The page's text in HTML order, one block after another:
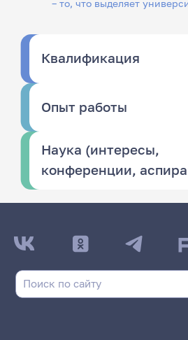
– то, что выделяет
Квалификация
Опыт работы
Наука (интересы,
конференции,